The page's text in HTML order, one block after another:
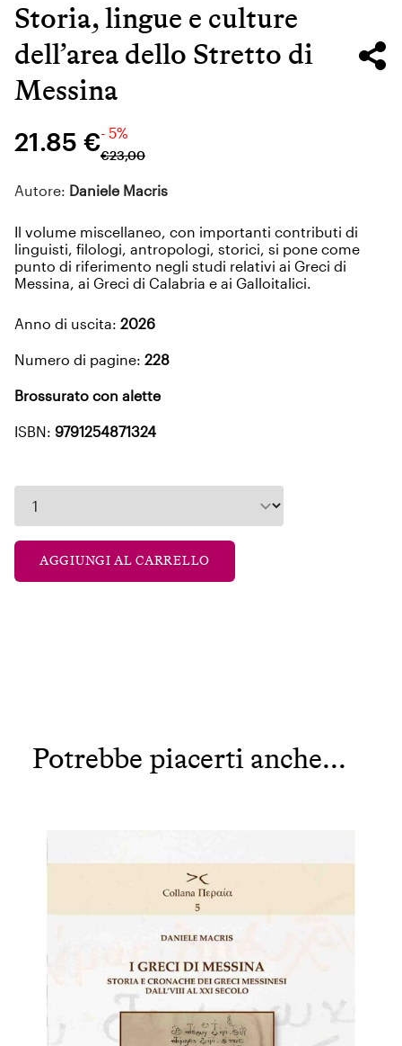
Storia, lingue e culture
dell’area dello Stretto di
Messina
21.85 €- 5%
€23,00
Autore: Daniele Macris
Il volume miscellaneo, con importanti contributi di
linguisti, filologi, antropologi, storici, si pone come
punto di riferimento negli studi relativi ai Greci di
Messina, ai Greci di Calabria e ai Galloitalici.
Anno di uscita: 2026
Numero di pagine: 228
Brossurato con alette
ISBN: 9791254871324
AGGIUNGI AL CARRELLO
Potrebbe piacerti anche...